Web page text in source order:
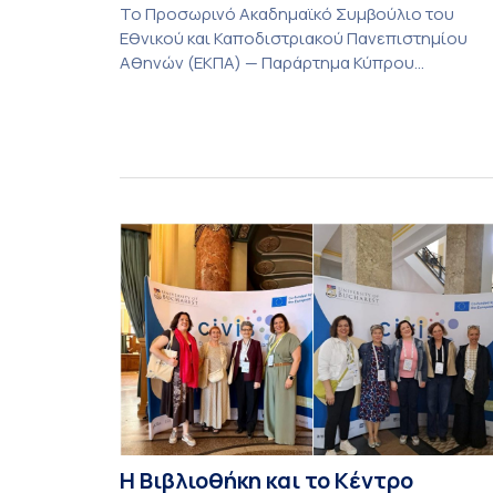
Το Προσωρινό Ακαδημαϊκό Συμβούλιο του
Εθνικού και Καποδιστριακού Πανεπιστημίου
Αθηνών (ΕΚΠΑ) — Παράρτημα Κύπρου
Προγράμματα Σπουδών, Τμημάτων του
το ακαδημαϊκό έτος 2026-2027, έως τη Δευτέρα
31 Αυγούστου 2026. […]
Η Βιβλιοθήκη και το Κέντρο